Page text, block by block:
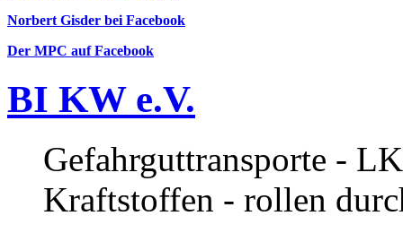
Norbert Gisder bei Facebook
Der MPC auf Facebook
BI KW e.V.
Gefahrguttransporte -
Kraftstoffen - rollen